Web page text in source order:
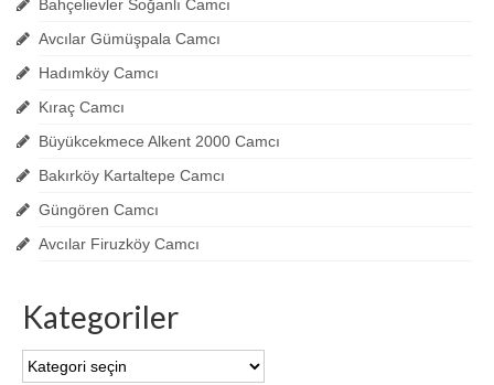
Bahçelievler Soğanlı Camcı
Avcılar Gümüşpala Camcı
Hadımköy Camcı
Kıraç Camcı
Büyükcekmece Alkent 2000 Camcı
Bakırköy Kartaltepe Camcı
Güngören Camcı
Avcılar Firuzköy Camcı
Kategoriler
Kategoriler